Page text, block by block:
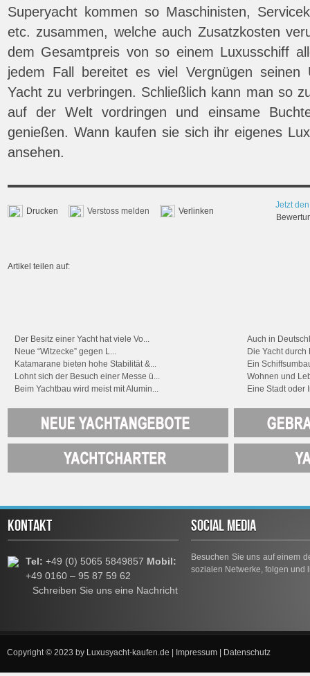
Superyacht kommen so Maschinisten,
etc. zusammen, welche auch Zusatzkosten
dem Gesamtpreis von so einem Luxusschiff
jedem Fall bereitet es viel Vergnügen seinen
Yacht zu verbringen. Schließlich kann man so
auf der Welt vordringen und einsame
genießen. Wann kaufen sie sich ihr eigenes
ansehen.
Drucken Verstoss melden Verlinken
Jetzt
Artikel teilen auf:
Der Besitz einer Yacht hat viele Vo...
Auch in
Neue “Witzecke” gegen L...
Die Yacht
Katamarane bieten hohe Stabilität &...
Ein
Lohnt sich der Besuch einer Messe ü...
Wohnen und
Beim Yachtbau wird meist mit Alumin...
Eine Stadt oder
KONTAKT
Tel: +49 (0) 5065 5849857 Mobil:
+49 0160 – 95 87 59 62
Schreiben Sie uns eine Nachricht
SOCIAL MEDIA
Besuchen Sie uns auf einem
sozialen Netwerke, folgen und
Copyright © 2023 by Luxusyacht-kaufen.de Impressum Datenschutz